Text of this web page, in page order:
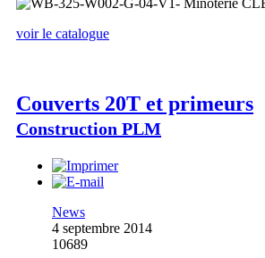
voir le catalogue
Couverts 20T et primeurs
Construction PLM
News
4 septembre 2014
10689